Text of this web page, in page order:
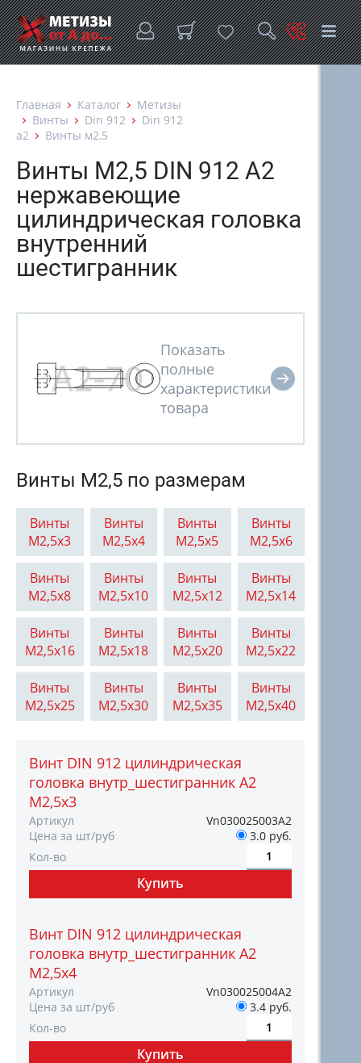
Главная Каталог
Метизы
Винты
Din 912
Din 912
а2
Винты м2,5
Винты М2,5 DIN 912 A2
нержавеющие
цилиндрическая головка
внутренний
шестигранник
Винты М2,5 по размерам
Винты
М2,5x3
Винты
М2,5x4
Винты
М2,5x5
Винты
М2,5x6
Винты
М2,5x8
Винты
М2,5x10
Винты
М2,5x12
Винты
М2,5x14
Винты
М2,5x16
Винты
М2,5x18
Винты
М2,5x20
Винты
М2,5x22
Винты
М2,5x25
Винты
М2,5x30
Винты
М2,5x35
Винты
М2,5x40
Винт DIN 912 цилиндрическая
головка внутр_шестигранник A2
М2,5х3
Артикул
Vn030025003А2
Цена за шт/руб
3.0 руб.
Кол-во
Винт DIN 912 цилиндрическая
головка внутр_шестигранник A2
М2,5х4
Артикул
Vn030025004А2
Цена за шт/руб
3.4 руб.
Кол-во